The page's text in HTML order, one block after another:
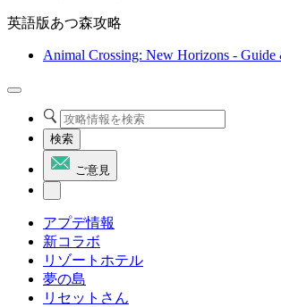
英語版あつ森攻略
Animal Crossing: New Horizons - Guide
検索
ご意見
アプデ情報
新コラボ
リゾートホテル
夢の島
リセットさん